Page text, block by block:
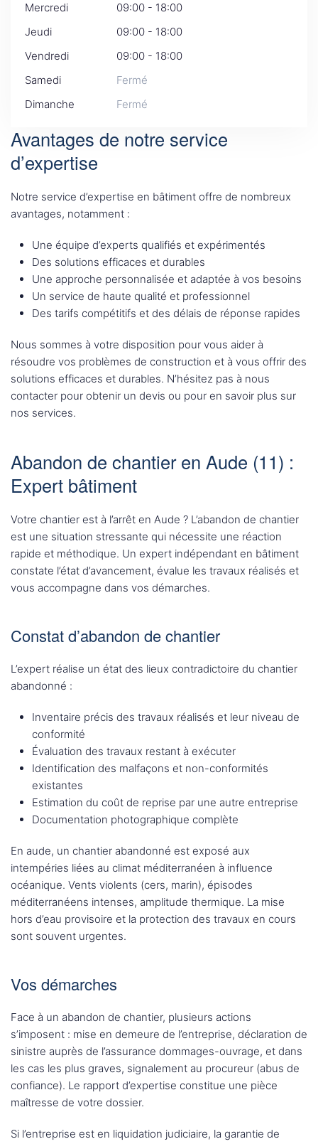
Mercredi
09:00 - 18:00
Jeudi
09:00 - 18:00
Vendredi
09:00 - 18:00
Samedi
Fermé
Dimanche
Fermé
Avantages de notre service
d’expertise
Notre service d’expertise en bâtiment offre de nombreux
avantages, notamment :
Une équipe d’experts qualifiés et expérimentés
Des solutions efficaces et durables
Une approche personnalisée et adaptée à vos besoins
Un service de haute qualité et professionnel
Des tarifs compétitifs et des délais de réponse rapides
Nous sommes à votre disposition pour vous aider à
résoudre vos problèmes de construction et à vous offrir des
solutions efficaces et durables. N’hésitez pas à nous
contacter pour obtenir un devis ou pour en savoir plus sur
nos services.
Abandon de chantier en Aude (11) :
Expert bâtiment
Votre chantier est à l’arrêt en Aude ? L’abandon de chantier
est une situation stressante qui nécessite une réaction
rapide et méthodique. Un expert indépendant en bâtiment
constate l’état d’avancement, évalue les travaux réalisés et
vous accompagne dans vos démarches.
Constat d’abandon de chantier
L’expert réalise un état des lieux contradictoire du chantier
abandonné :
Inventaire précis des travaux réalisés et leur niveau de
conformité
Évaluation des travaux restant à exécuter
Identification des malfaçons et non-conformités
existantes
Estimation du coût de reprise par une autre entreprise
Documentation photographique complète
En aude, un chantier abandonné est exposé aux
intempéries liées au climat méditerranéen à influence
océanique. Vents violents (cers, marin), épisodes
méditerranéens intenses, amplitude thermique. La mise
hors d’eau provisoire et la protection des travaux en cours
sont souvent urgentes.
Vos démarches
Face à un abandon de chantier, plusieurs actions
s’imposent : mise en demeure de l’entreprise, déclaration de
sinistre auprès de l’assurance dommages-ouvrage, et dans
les cas les plus graves, signalement au procureur (abus de
confiance). Le rapport d’expertise constitue une pièce
maîtresse de votre dossier.
Si l’entreprise est en liquidation judiciaire, la garantie de